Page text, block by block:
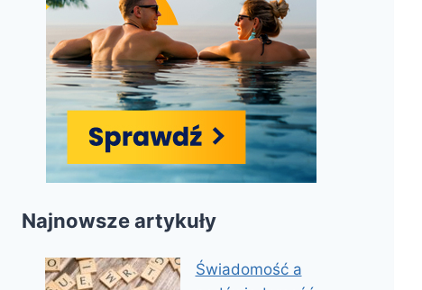
Najnowsze artykuły
Świadomość a